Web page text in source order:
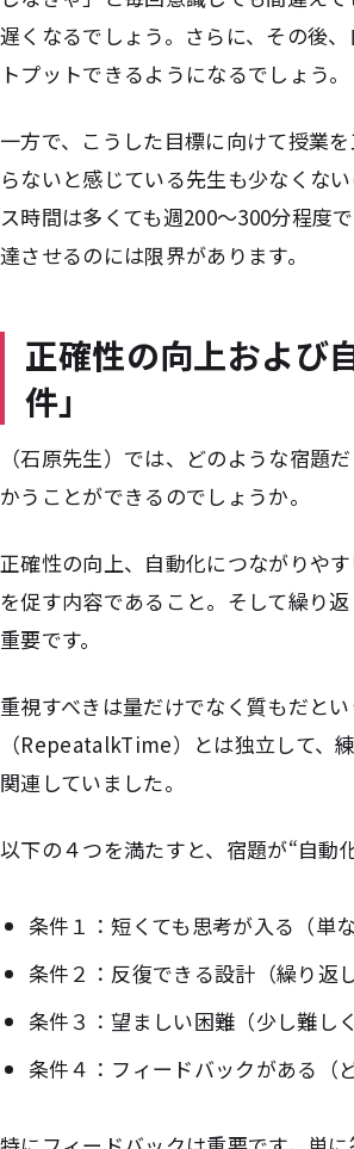
遅くなるでしょう。さらに、その後
トプットできるようになるでしょう。
一方で、こうした目標に向けて授業
らないと感じている先生も少なくな
ス時間は多くても週200～300分程度
達させるのには限界があります。
正確性の向上および
件」
（石原先生）では、どのような宿題
かうことができるのでしょうか。
正確性の向上、自動化につながりや
を促す内容であること。そして繰り
重要です。
重視すべきは量だけでなく質もだと
（RepeatalkTime）とは独立して、
関連していました。
以下の４つを満たすと、宿題が“自動
条件１：短くても思考が入る（単
条件２： 反復できる設計（繰り返
条件３：望ましい困難（少し難し
条件４： フィードバックがある（